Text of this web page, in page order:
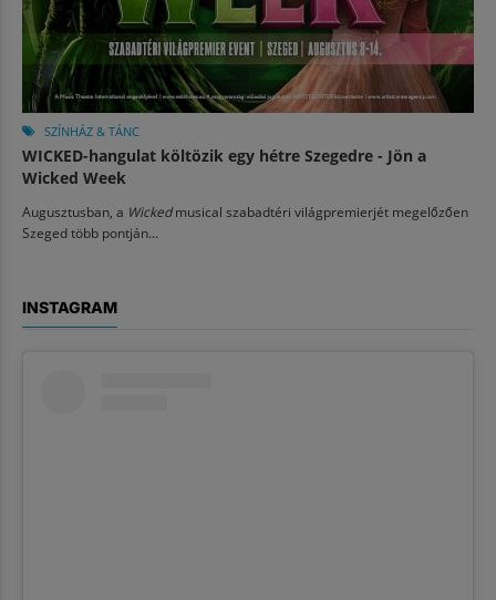
SZÍNHÁZ & TÁNC
WICKED-hangulat költözik egy hétre Szegedre - Jön a
Wicked Week
Augusztusban, a Wickedmusical szabadtéri világpremierjét megelőzően
Szeged több pontján...
INSTAGRAM